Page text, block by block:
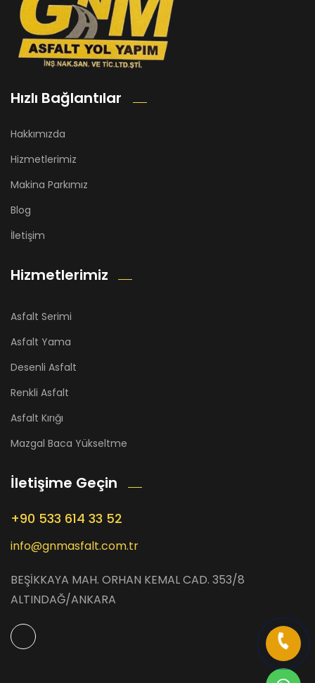
Hızlı Bağlantılar
Hakkımızda
Hizmetlerimiz
Makina Parkımız
Blog
İletişim
Hizmetlerimiz
Asfalt Serimi
Asfalt Yama
Desenli Asfalt
Renkli Asfalt
Asfalt Kırığı
Mazgal Baca Yükseltme
İletişime Geçin
+90 533 614 33 52
info@gnmasfalt.com.tr
BEŞİKKAYA MAH. ORHAN KEMAL CAD. 353/8
ALTINDAĞ/ANKARA